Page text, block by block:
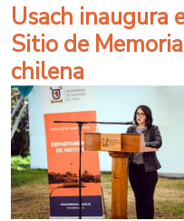
Usach inaugura
Sitio de
chilena